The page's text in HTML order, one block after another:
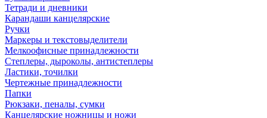
Тетради и дневники
Карандаши канцелярские
Ручки
Маркеры и текстовыделители
Мелкоофисные принадлежности
Степлеры, дыроколы, антистеплеры
Ластики, точилки
Чертежные принадлежности
Папки
Рюкзаки, пеналы, сумки
Канцелярские ножницы и ножи